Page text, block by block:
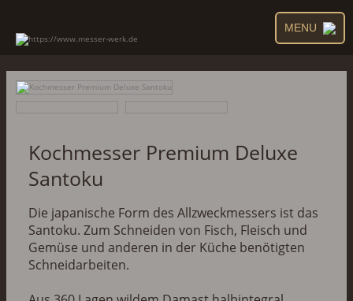
MENU
Kochmesser Premium Deluxe
Santoku
Die japanische Form des Allzweckmessers ist das
Santoku. Zum Schneiden von Fisch, Fleisch und
Gemüse und anderen in der Küche benötigten
Schneidarbeiten.